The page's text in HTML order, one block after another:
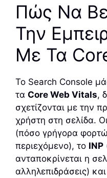
Πώς Να
Την
Με Τα
Το Search Console
τα Core Web Vitals,
σχετίζονται με την
χρήστη στη σελίδα.
(πόσο γρήγορα
περιεχόμενο), το INP
ανταποκρίνεται η
αλληλεπιδράσεις)